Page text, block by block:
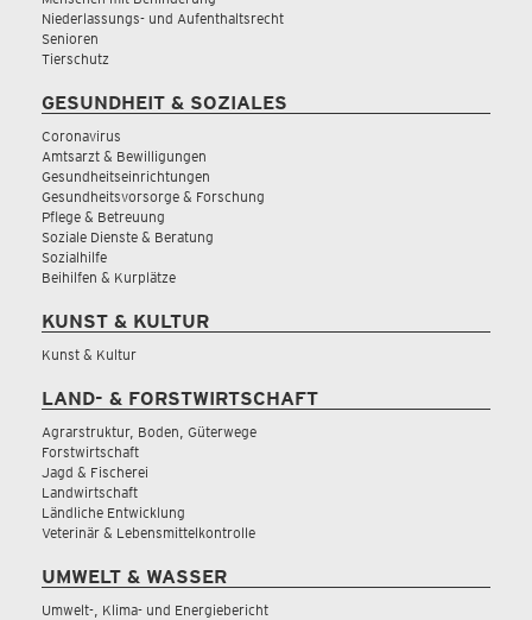
Niederlassungs- und Aufenthaltsrecht
Senioren
Tierschutz
GESUNDHEIT & SOZIALES
Coronavirus
Amtsarzt & Bewilligungen
Gesundheitseinrichtungen
Gesundheitsvorsorge & Forschung
Pflege & Betreuung
Soziale Dienste & Beratung
Sozialhilfe
Beihilfen & Kurplätze
KUNST & KULTUR
Kunst & Kultur
LAND- & FORSTWIRTSCHAFT
Agrarstruktur, Boden, Güterwege
Forstwirtschaft
Jagd & Fischerei
Landwirtschaft
Ländliche Entwicklung
Veterinär & Lebensmittelkontrolle
UMWELT & WASSER
Umwelt-, Klima- und Energiebericht